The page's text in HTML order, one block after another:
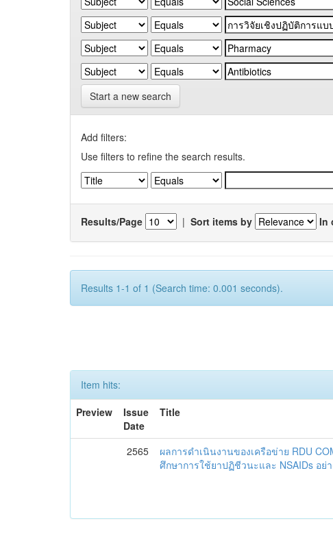
Start a new search
Add filters:
Use filters to refine the search results.
Results/Page | Sort items by In
Results 1-1 of 1 (Search time: 0.001 seconds).
Item hits:
Preview
Issue
Date
Title
2565
ผลการดำเนินงานของเครือข่าย RDU
ศึกษาการใช้ยาปฏิชีวนะและ NSAIDs อย่